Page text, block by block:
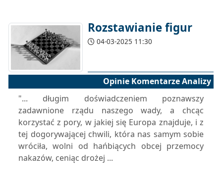
Rozstawianie figur
04-03-2025 11:30
Opinie Komentarze Analizy
"... długim doświadczeniem poznawszy
zadawnione rządu naszego wady, a chcąc
korzystać z pory, w jakiej się Europa znajduje, i z
tej dogorywającej chwili, która nas samym sobie
wróciła, wolni od hańbiących obcej przemocy
nakazów, ceniąc drożej ...